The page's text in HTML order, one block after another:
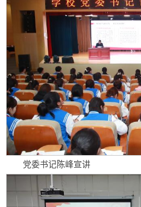
党委书记陈峰宣讲